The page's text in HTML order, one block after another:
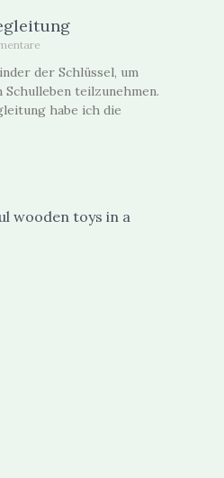
der Schlüssel, um
teilzunehmen.
habe ich die